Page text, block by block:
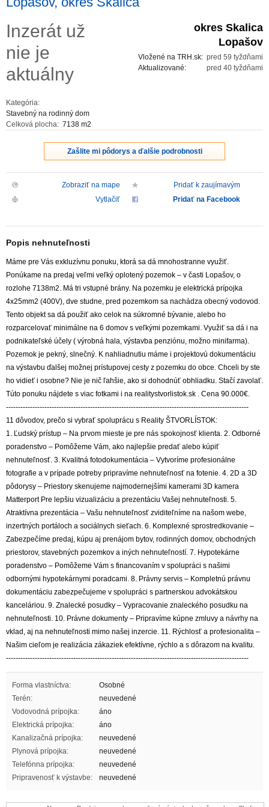
REKLAMA
PARTNERI
OBCHODNÉ PODMIENKY
Inzerát už
nie je
aktuálny
Kategória:
Stavebný na rodinný dom
Celková plocha: 7138 m2
okres Skalica
Lopašov
pred 59 tyždňami
Vložené na TRH.sk:
pred 40 tyždňami
Aktualizované:
Zašlite mi pôdorys a ďalšie podrobnosti
Zobraziť na mape
Pridať k zaujímavým
Vytlačiť
Pridať na Facebook
Popis nehnuteľnosti
Máme pre Vás exkluzívnu ponuku, ktorá sa dá mnohostranne využiť.
Ponúkame na predaj veľmi veľký oplotený pozemok – v časti Lopašov, o
rozlohe 7138m2. Má tri vstupné brány. Na pozemku je elektrická prípojka
4x25mm2 (400V), dve studne, pred pozemkom sa nachádza obecný vodovod.
Tento objekt sa dá použiť ako celok na súkromné bývanie, alebo ho
rozparcelovať minimálne na 6 domov s veľkými pozemkami. Využiť sa dá i na
podnikateľské účely ( výrobná hala, výstavba penziónu, možno minifarma).
Pozemok je pekný, slnečný. K nahliadnutiu máme i projektovú dokumentáciu
na výstavbu ďalšej možnej prístupovej cesty z pozemku do obce. Chceli by ste
ho vidieť i osobne? Nie je nič ľahšie, ako si dohodnúť obhliadku. Stačí zavolať.
Túto ponuku nájdete s viac fotkami i na realitystvorlistok.sk . Cena 90.000€.
-----------------------------------------------------------------------------------------------------
11 dôvodov, prečo si vybrať spoluprácu s Reality ŠTVORLÍSTOK:
1. Ľudský prístup – Na prvom mieste je pre nás spokojnosť klienta. 2. Odborné
poradenstvo – Pomôžeme Vám, ako najlepšie predať alebo kúpiť
nehnuteľnosť. 3. Kvalitná fotodokumentácia – Vytvoríme profesionálne
fotografie a v prípade potreby pripravíme nehnuteľnosť na fotenie. 4. 2D a 3D
pôdorysy – Priestory skenujeme najmodernejšími kamerami 3D kamera
Matterport Pre lepšiu vizualizáciu a prezentáciu Vašej nehnuteľnosti. 5.
Atraktívna prezentácia – Vašu nehnuteľnosť zviditeľníme na našom webe,
inzertných portáloch a sociálnych sieťach. 6. Komplexné sprostredkovanie –
Zabezpečíme predaj, kúpu aj prenájom bytov, rodinných domov, obchodných
priestorov, stavebných pozemkov a iných nehnuteľností. 7. Hypotekárne
poradenstvo – Pomôžeme Vám s financovaním v spolupráci s našimi
odbornými hypotekárnymi poradcami. 8. Právny servis – Kompletnú právnu
dokumentáciu zabezpečujeme v spolupráci s partnerskou advokátskou
kanceláriou. 9. Znalecké posudky – Vypracovanie znaleckého posudku na
nehnuteľnosti. 10. Právne dokumenty – Pripravíme kúpne zmluvy a návrhy na
vklad, aj na nehnuteľnosti mimo našej inzercie. 11. Rýchlosť a profesionalita –
Našim cieľom je realizácia zákaziek efektívne, rýchlo a s dôrazom na kvalitu.
-----------------------------------------------------------------------------------------------------
Forma vlastníctva:
Osobné
Terén:
neuvedené
Vodovodná prípojka:
áno
Elektrická prípojka:
áno
Kanalizačná prípojka:
neuvedené
Plynová prípojka:
neuvedené
Telefónna prípojka:
neuvedené
Pripravenosť k výstavbe:
neuvedené